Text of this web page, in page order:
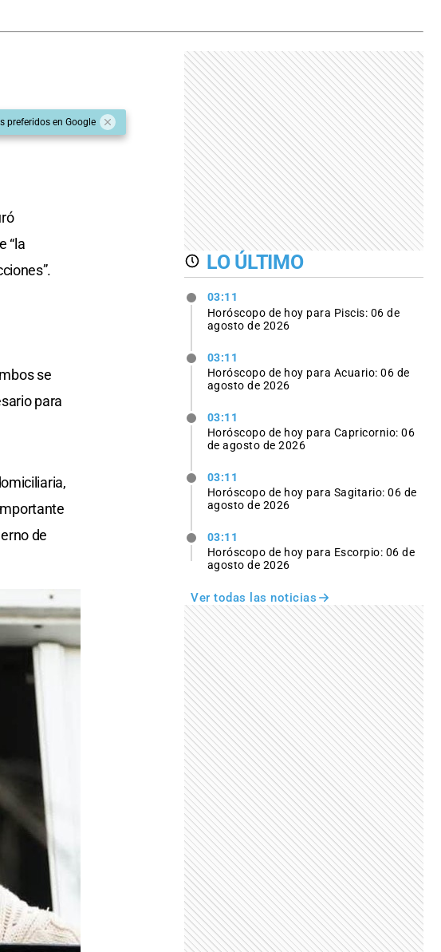
preferidos en Google
“la
se
para
de
LO ÚLTIMO
03:11
Horóscopo de hoy para Piscis: 06 de
agosto de 2026
03:11
Horóscopo de hoy para Acuario: 06 de
agosto de 2026
03:11
Horóscopo de hoy para Capricornio: 06
de agosto de 2026
03:11
Horóscopo de hoy para Sagitario: 06 de
agosto de 2026
03:11
Horóscopo de hoy para Escorpio: 06 de
agosto de 2026
Ver todas las noticias